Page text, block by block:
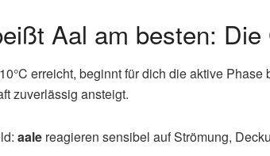
Aal am besten:
erreicht, beginnt für dich die aktive Phase
zuverlässig ansteigt.
aale reagieren sensibel auf Strömung,